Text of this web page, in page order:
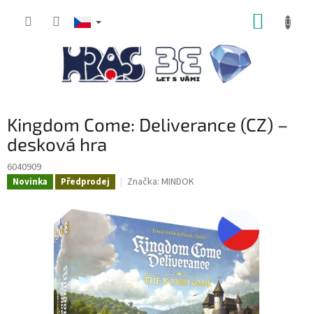
Kingdom Come: Deliverance (CZ) –
desková hra
6040909
Novinka Předprodej Značka: MINDOK